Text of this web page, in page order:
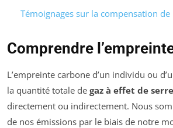
Témoignages sur la compensation de
Comprendre
L’empreinte carbone d’un individu ou
la quantité totale de gaz à effet de serre
directement ou indirectement. Nous
de nos émissions par le biais de notre